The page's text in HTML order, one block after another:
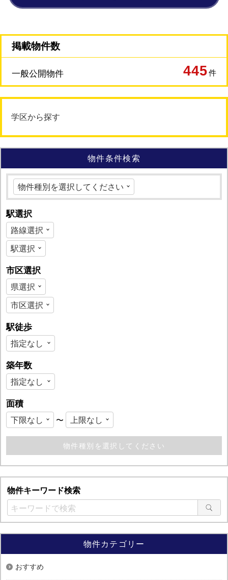
掲載物件数
一般公開物件 445件
学区から探す
物件条件検索
駅選択
市区選択
駅徒歩
築年数
面積
〜
物件キーワード検索
物件カテゴリー
おすすめ